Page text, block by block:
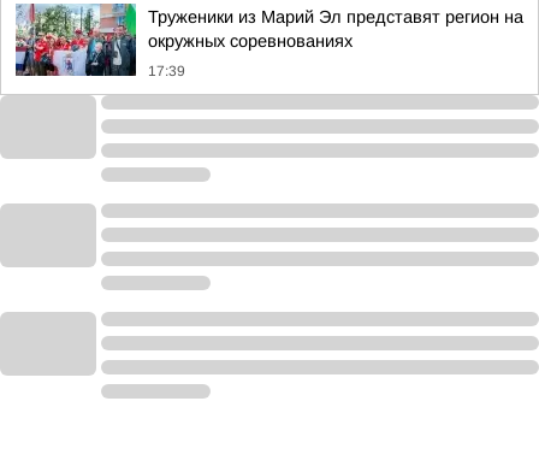
Труженики из Марий Эл представят регион на
окружных соревнованиях
17:39